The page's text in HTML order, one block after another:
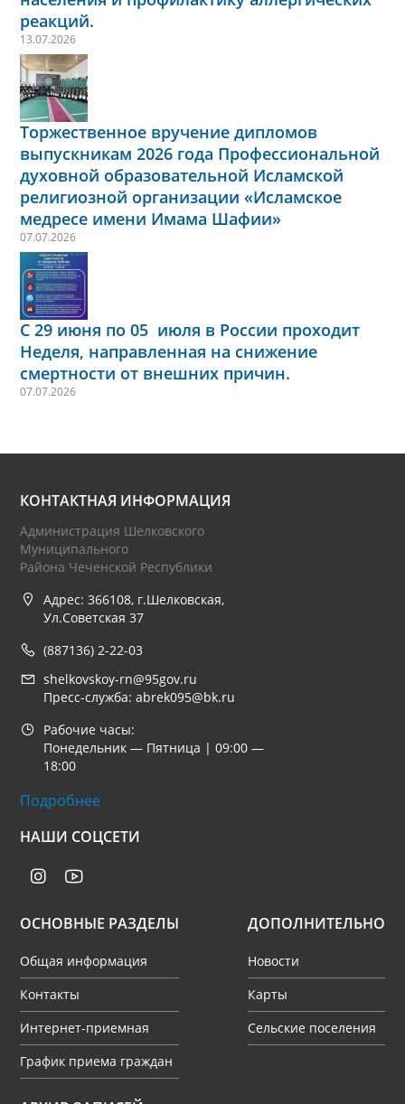
реакций.
13.07.2026
Торжественное вручение дипломов
выпускникам 2026 года Профессиональной
духовной образовательной Исламской
религиозной организации «Исламское
медресе имени Имама Шафии»
07.07.2026
С 29 июня по 05 июля в России проходит
Неделя, направленная на снижение
смертности от внешних причин.
07.07.2026
КОНТАКТНАЯ ИНФОРМАЦИЯ
Администрация Шелковского
Муниципального
Района Чеченской Республики
Адрес: 366108, г.Шелковская,
Ул.Советская 37
(887136) 2-22-03
shelkovskoy-rn@95gov.ru
Пресс-служба: abrek095@bk.ru
Рабочие часы:
Понедельник — Пятница | 09:00 —
18:00
Подробнее
НАШИ СОЦСЕТИ
ОСНОВНЫЕ РАЗДЕЛЫ
Общая информация
Контакты
Интернет-приемная
График приема граждан
ДОПОЛНИТЕЛЬНО
Новости
Карты
Сельские поселения